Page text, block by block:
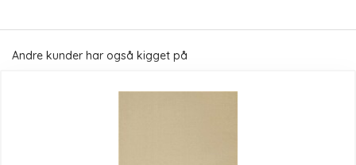
Andre kunder har også kigget på